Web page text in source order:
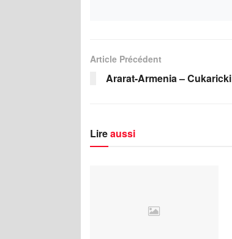
Article Précédent
Ararat-Armenia – Cukaricki
Lireaussi